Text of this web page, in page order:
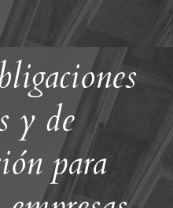
y de
para